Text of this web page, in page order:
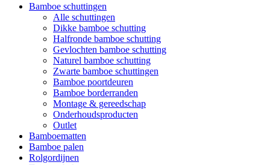
Bamboe schuttingen
Alle schuttingen
Dikke bamboe schutting
Halfronde bamboe schutting
Gevlochten bamboe schutting
Naturel bamboe schutting
Zwarte bamboe schuttingen
Bamboe poortdeuren
Bamboe borderranden
Montage & gereedschap
Onderhoudsproducten
Outlet
Bamboematten
Bamboe palen
Rolgordijnen